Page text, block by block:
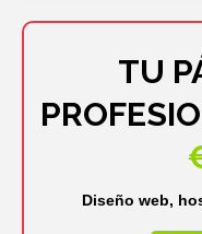
TU
Diseño web,